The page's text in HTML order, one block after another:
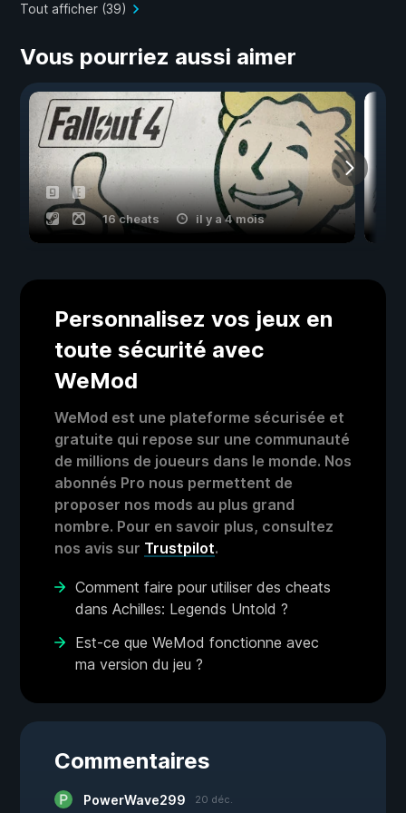
Tout afficher (39)
Vous pourriez aussi aimer
16 cheats il y a 4 mois
Personnalisez vos jeux en
toute sécurité avec
WeMod
WeMod est une plateforme sécurisée et
gratuite qui repose sur une communauté
de millions de joueurs dans le monde. Nos
abonnés Pro nous permettent de
proposer nos mods au plus grand
nombre. Pour en savoir plus, consultez
nos avis sur Trustpilot.
Comment faire pour utiliser des cheats
dans Achilles: Legends Untold ?
Est-ce que WeMod fonctionne avec
ma version du jeu ?
Commentaires
PowerWave299 20 déc.